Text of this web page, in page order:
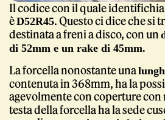
Il codice con il quale
èD52R45. Questo ci dice che si
destinata a freni a disco, con un
di 52mm e un rake di 45mm.
La forcella nonostante una
contenuta in 368mm, ha la
agevolmente con coperture con
testa della forcella ha la sede